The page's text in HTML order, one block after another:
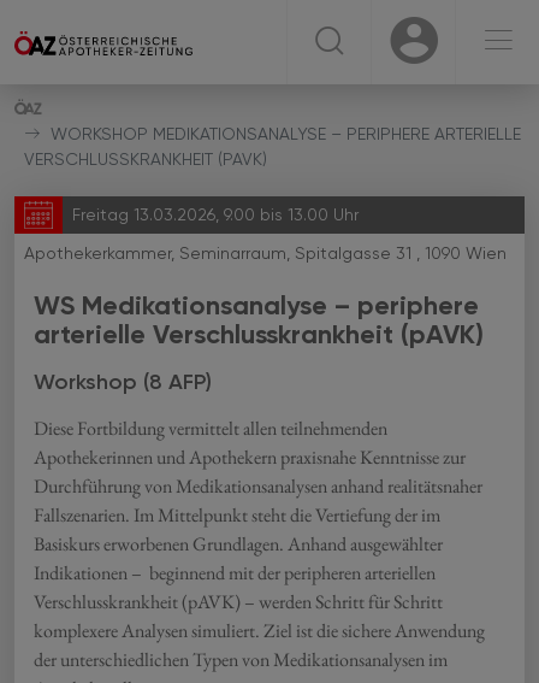
USER USER ☰
WORKSHOP MEDIKATIONSANALYSE – PERIPHERE ARTERIELLE
VERSCHLUSSKRANKHEIT (PAVK)
Freitag 13.03.2026, 9.00 bis 13.00 Uhr
Apothekerkammer, Seminarraum, Spitalgasse 31 , 1090 Wien
WS Medikationsanalyse – periphere
arterielle Verschlusskrankheit (pAVK)
Workshop (8 AFP)
Diese Fortbildung vermittelt allen teilnehmenden
Apothekerinnen und Apothekern praxisnahe Kenntnisse zur
Durchführung von Medikationsanalysen anhand realitätsnaher
Fallszenarien. Im Mittelpunkt steht die Vertiefung der im
Basiskurs erworbenen Grundlagen. Anhand ausgewählter
Indikationen – beginnend mit der peripheren arteriellen
Verschlusskrankheit (pAVK) – werden Schritt für Schritt
komplexere Analysen simuliert. Ziel ist die sichere Anwendung
der unterschiedlichen Typen von Medikationsanalysen im